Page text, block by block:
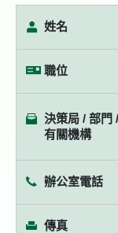
姓名
職位
決策局 / 部門 /
有關機構
辦公室電話
傳真